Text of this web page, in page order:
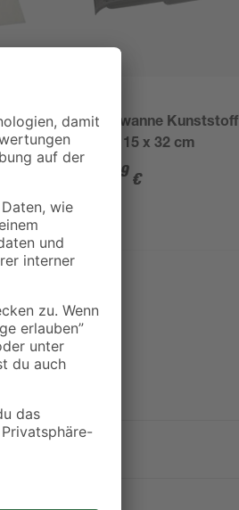
5 m
Farbwanne Kunststoff
grau 15 x 32 cm
69 €